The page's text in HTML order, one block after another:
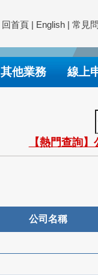
回首頁 | English | 常見
其他業務 線上
【熱門查詢
公司名稱